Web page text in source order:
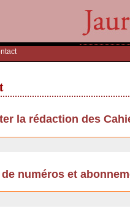
la rédaction des
numéros et